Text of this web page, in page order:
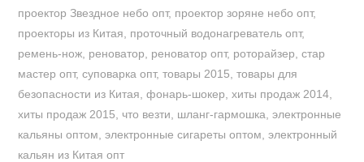
проектор Звездное небо опт, проектор зоряне небо опт,
проекторы из Китая
проточный водонагреватель опт,
ремень-нож реноватор реноватор опт, роторайзер ,стар
мастер опт,суповарка опт,товары 2015 ,товары для
безопасности из Китая ,фонарь-шокер ,хиты продаж 2014
хиты продаж 2015
что везти шланг-гармошка ,электронные
кальяны оптом ,электронные сигареты оптом ,электронный
кальян из Китая опт